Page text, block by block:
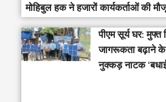
मोहिबुल हक ने हजारों कार्यकर्ताओं की
पीएम सूर्य घर:
जागरूकता बढ़ाने
नुक्कड़ नाटक ‘बधाई